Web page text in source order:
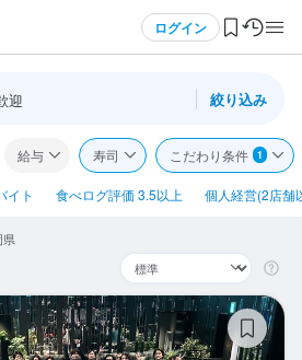
ログイン
ン・無料会員登録
迎 絞り込み
給与 寿司 こだわり条件 1
イト 食べログ評価 3.5以上 個人経営(2店舗
県